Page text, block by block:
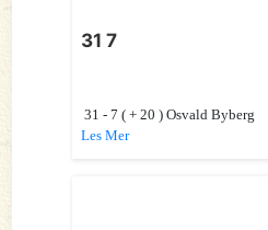
31 7
31 - 7 ( + 20 ) Osvald Byberg
Les Mer